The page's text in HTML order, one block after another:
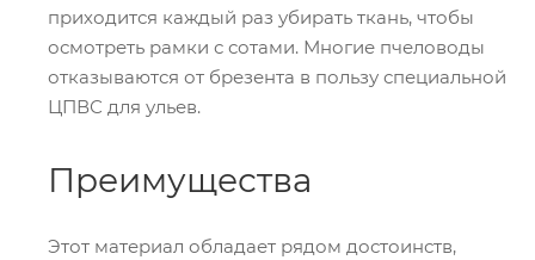
приходится каждый раз убирать ткань, чтобы
осмотреть рамки с сотами. Многие пчеловоды
отказываются от брезента в пользу специальной
ЦПВС для ульев.
Преимущества
Этот материал обладает рядом достоинств,